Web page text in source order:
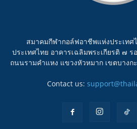
สมาคมกีฬากอล์ฟอาชีพแห่งประเทศ
ประเทศไทย อาคารเฉลิมพระเกียรติ ๗
ถนนรามคำแหง แขวงหัวหมาก เขตบางก
Contact us: